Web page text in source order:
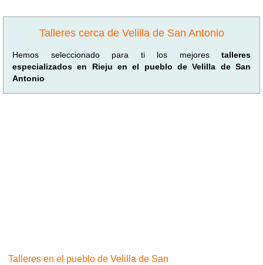
Talleres cerca de Velilla de San Antonio
Hemos seleccionado para ti los mejores talleres
especializados en Rieju en el pueblo de Velilla de San
Antonio
Talleres en el pueblo de Velilla de San